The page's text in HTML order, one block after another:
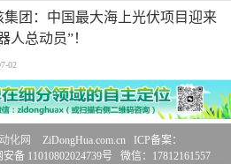
集团：中国最大海上光伏项目迎来
人总动员”！
02
化网
ZiDongHua.com.cn ICP备案：
备 11010802024739号 微信：17812161557